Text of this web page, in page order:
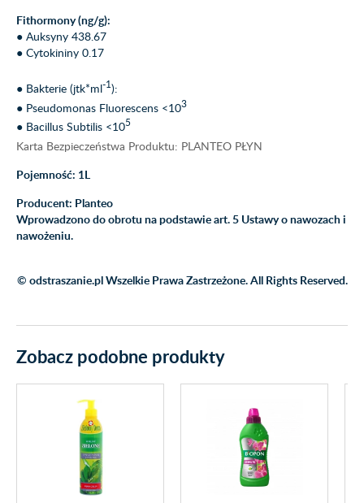
Fithormony (ng/g):
● Auksyny 438.67
● Cytokininy 0.17
● Bakterie (jtk*ml-1):
● Pseudomonas Fluorescens <103
● Bacillus Subtilis <105
Karta Bezpieczeństwa Produktu: PLANTEO PŁYN
Pojemność: 1L
Producent: Planteo
Wprowadzono do obrotu na podstawie art. 5 Ustawy o nawozach i
nawożeniu.
© odstraszanie.pl Wszelkie Prawa Zastrzeżone. All Rights Reserved.
Zobacz podobne produkty